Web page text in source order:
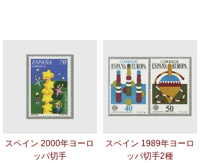
スペイン 2000年ヨーロ
ッパ切手
スペイン 1989年ヨーロ
ッパ切手2種